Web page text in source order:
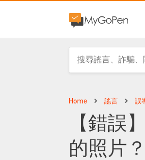
Home 謠言 誤
【錯誤
的照片